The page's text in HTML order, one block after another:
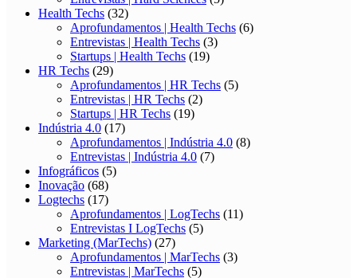
Health Techs (32)
Aprofundamentos | Health Techs (6)
Entrevistas | Health Techs (3)
Startups | Health Techs (19)
HR Techs (29)
Aprofundamentos | HR Techs (5)
Entrevistas | HR Techs (2)
Startups | HR Techs (19)
Indústria 4.0 (17)
Aprofundamentos | Indústria 4.0 (8)
Entrevistas | Indústria 4.0 (7)
Infográficos (5)
Inovação (68)
Logtechs (17)
Aprofundamentos | LogTechs (11)
Entrevistas I LogTechs (5)
Marketing (MarTechs) (27)
Aprofundamentos | MarTechs (3)
Entrevistas | MarTechs (5)